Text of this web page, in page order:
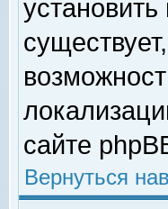
сайте
Вернуться